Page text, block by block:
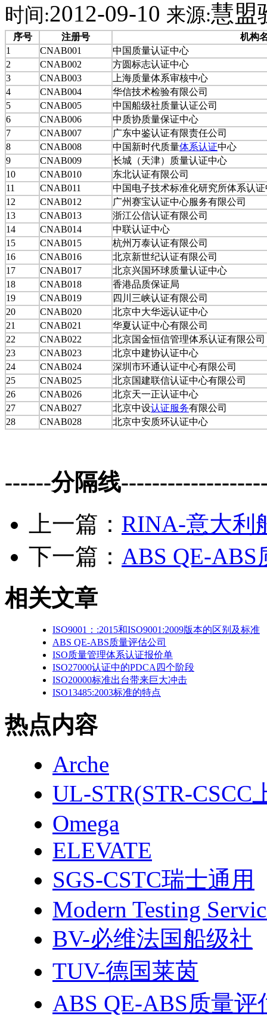
时间:2012-09-10 来源:慧盟
序号 注册号
机构
1
CNAB001
中国质量认证中心
2
CNAB002
方圆标志认证中心
3
CNAB003
上海质量体系审核中心
4
CNAB004
华信技术检验有限公司
5
CNAB005
中国船级社质量认证公司
6
CNAB006
中质协质量保证中心
7
CNAB007
广东中鉴认证有限责任公司
8
CNAB008 中国新时代质量体系认证中心
9
CNAB009
长城（天津）质量认证中心
10
CNAB010
东北认证有限公司
11
CNAB011
中国电子技术标准化研究所体系认
12
CNAB012
广州赛宝认证中心服务有限公司
13
CNAB013
浙江公信认证有限公司
14
CNAB014
中联认证中心
15
CNAB015
杭州万泰认证有限公司
16
CNAB016
北京新世纪认证有限公司
17
CNAB017
北京兴国环球质量认证中心
18
CNAB018
香港品质保证局
19
CNAB019
四川三峡认证有限公司
20
CNAB020
北京中大华远认证中心
21
CNAB021
华夏认证中心有限公司
22
CNAB022
北京国金恒信管理体系认证有限公司
23
CNAB023
北京中建协认证中心
24
CNAB024
深圳市环通认证中心有限公司
25
CNAB025
北京国建联信认证中心有限公司
26
CNAB026
北京天一正认证中心
27
CNAB027 北京中设认证服务有限公司
28
CNAB028 北京中安质环认证中心
------分隔线
上一篇： RINA-意大利
下一篇： ABS QE-
相关文章
ISO9001：:2015和ISO9001:2009版本的区别及标准
ABS QE-ABS质量评估公司
ISO质量管理体系认证报价单
ISO27000认证中的PDCA四个阶段
ISO20000标准出台带来巨大冲击
ISO13485:2003标准的特点
热点内容
Arche
UL-STR(STR-CSCC
Omega
ELEVATE
SGS-CSTC瑞士通用
Modern Testing
BV-必维法国船级社
TUV-德国莱茵
ABS QE-ABS质量评